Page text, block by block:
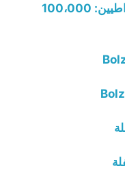
بنك الهاتف للديمقراطيين: 100،000